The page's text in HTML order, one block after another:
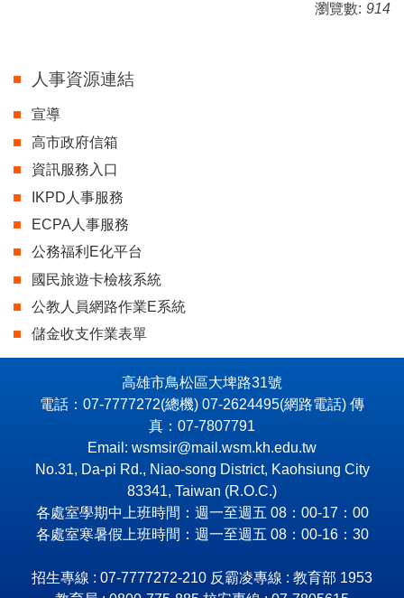
瀏覽數: 914
人事資源連結
宣導
高市政府信箱
資訊服務入口
IKPD人事服務
ECPA人事服務
公務福利E化平台
國民旅遊卡檢核系統
公教人員網路作業E系統
儲金收支作業表單
高雄市鳥松區大埤路31號
電話：07-7777272(總機) 07-2624495(網路電話) 傳
真：07-7807791
Email: wsmsir@mail.wsm.kh.edu.tw
No.31, Da-pi Rd., Niao-song District, Kaohsiung City
83341, Taiwan (R.O.C.)
各處室學期中上班時間：週一至週五 08：00-17：00
各處室寒暑假上班時間：週一至週五 08：00-16：30
招生專線 : 07-7777272-210 反霸凌專線 : 教育部 1953